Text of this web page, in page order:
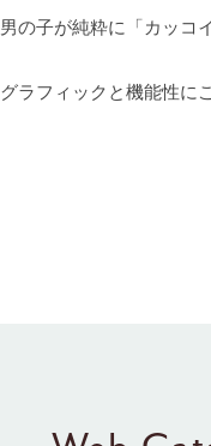
男の子が純粋に「カッコ
グラフィックと機能性に